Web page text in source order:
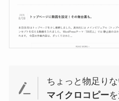
ちょっと物足り
マイクロコピー